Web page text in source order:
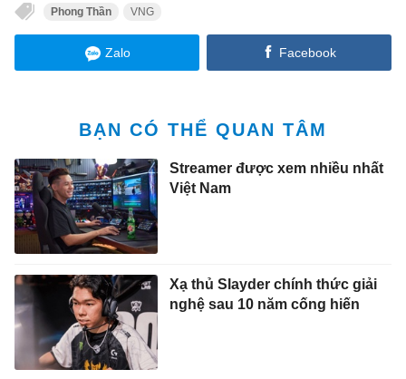
Phong Thần VNG
Zalo Facebook
BẠN CÓ THỂ QUAN TÂM
Streamer được xem nhiều nhất
Việt Nam
Xạ thủ Slayder chính thức giải
nghệ sau 10 năm cống hiến